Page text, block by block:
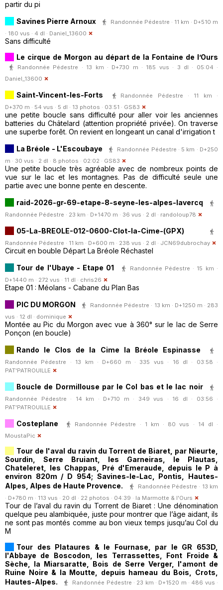
partir du pi
Savines Pierre Arnoux
Randonnée Pédestre · 11 km · D+510 m
· 180 vus · 4 dl · Daniel_13600
Sans difficulté
Le cirque de Morgon au départ de la Fontaine de l’Ours
Randonnée Pédestre · 13 km · D+730 m · 185 vus · 3 dl · 05:04 ·
Daniel_13600
Saint-Vincent-les-Forts
Randonnée Pédestre · 11 km ·
D+370 m · 54 vus · 5 dl · 13 photos · 03:51 · GS83
une petite boucle sans difficulté pour aller voir les anciennes
batteries du Châtelard (attention propriété privée). On traverse
une superbe forêt. On revient en longeant un canal d'irrigation t
La Bréole - L'Escoubaye
Randonnée Pédestre · 5 km · D+250
m · 30 vus · 2 dl · 8 photos · 02:02 · GS83
Une petite boucle très agréable avec de nombreux points de
vue sur le lac et les montagnes. Pas de difficulté seule une
partie avec une bonne pente en descente.
raid-2026-gr-69-etape-8-seyne-les-alpes-lavercq
Randonnée Pédestre · 23 km · D+1470 m · 36 vus · 2 dl · randoloup78
05-La-BREOLE-012-0600-Clot-la-Cime-(GPX)
Randonnée Pédestre · 11 km · D+600 m · 238 vus · 2 dl · JCN69dubrochay
Circuit en bouble Départ La Bréole Réchastel
Tour de l'Ubaye - Etape 01
Randonnée Pédestre · 15 km ·
D+1440 m · 272 vus · 11 dl · chris26
Etape 01 : Méolans - Cabane du Plan Bas
PIC DU MORGON
Randonnée Pédestre · 13 km · D+1250 m · 283
vus · 12 dl · dominique
Montée au Pic du Morgon avec vue à 360° sur le lac de Serre
Ponçon (en boucle)
Rando le Clos de la Cime la Bréole Espinasse
Randonnée Pédestre · 13 km · D+660 m · 335 vus · 16 dl · 03:58 ·
PAT'PATROUILLE
Boucle de Dormillouse par le Col bas et le lac noir
Randonnée Pédestre · 14 km · D+710 m · 349 vus · 16 dl · 03:56 ·
PAT'PATROUILLE
Costeplane
Randonnée Pédestre · 1 km · 80 vus · 14 dl ·
MoustaPic
Tour de l'aval du ravin du Torrent de Biaret, par Nieurte,
Sourdin, Serre Bruiant, les Garneiras, le Plautas,
Chateleret, les Chappas, Pré d'Emeraude, depuis le P à
environ 820m / D 954; Savines-le-Lac, Pontis, Hautes-
Alpes, Alpes de Haute Provence.
Randonnée Pédestre · 13 km
· D+780 m · 113 vus · 20 dl · 22 photos · 04:39 · la Marmotte & l'Ours
Tour de l’aval du ravin du Torrent de Biaret : Une dénomination
quelque peu alambiquée, juste pour montrer que l’âge aidant, ils
ne sont pas montés comme au bon vieux temps jusqu’au Col du
M
Tour des Plataures & le Fournase, par le GR 653D,
l'Abbaye de Boscodon, les Terrassettes, Font Froide &
Sèche, la Miarsaratte, Bois de Serre Verger, l'amont de
Ruine Noire & la Moutte, depuis hameau du Bois, Crots,
Hautes-Alpes.
Randonnée Pédestre · 23 km · D+1520 m · 486 vus ·